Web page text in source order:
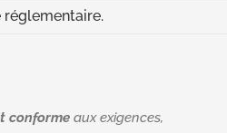
réglementaire.
conformeaux exigences,